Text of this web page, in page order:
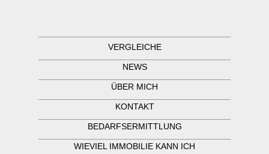
VERGLEICHE
NEWS
ÜBER MICH
KONTAKT
BEDARFSERMITTLUNG
WIEVIEL IMMOBILIE KANN ICH